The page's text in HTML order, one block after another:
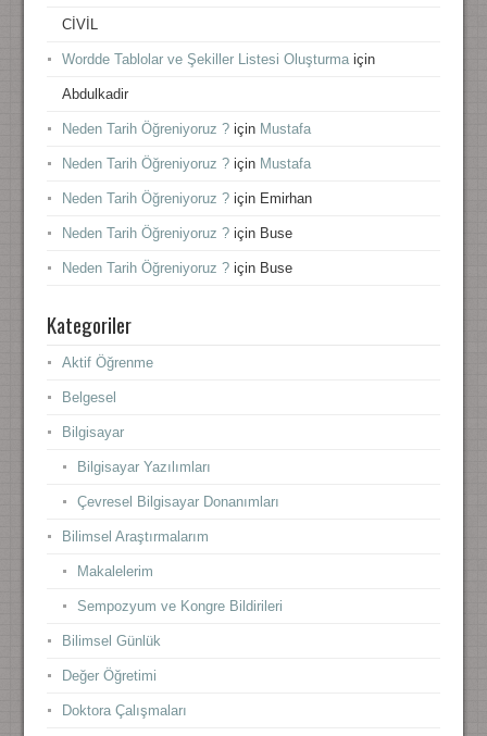
CİVİL
Wordde Tablolar ve Şekiller Listesi Oluşturmaiçin
Abdulkadir
Neden Tarih Öğreniyoruz ?için Mustafa
Neden Tarih Öğreniyoruz ?için Mustafa
Neden Tarih Öğreniyoruz ?için Emirhan
Neden Tarih Öğreniyoruz ?için Buse
Neden Tarih Öğreniyoruz ?için Buse
Kategoriler
Aktif Öğrenme
Belgesel
Bilgisayar
Bilgisayar Yazılımları
Çevresel Bilgisayar Donanımları
Bilimsel Araştırmalarım
Makalelerim
Sempozyum ve Kongre Bildirileri
Bilimsel Günlük
Değer Öğretimi
Doktora Çalışmaları